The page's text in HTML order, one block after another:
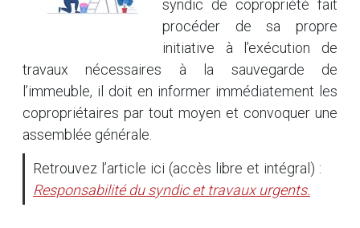
syndic de copropriété fait
procéder de sa propre
initiative à l’exécution de
travaux nécessaires à la sauvegarde de
l’immeuble, il doit en informer immédiatement les
copropriétaires par tout moyen et convoquer une
assemblée générale.
Retrouvez l’article ici (accès libre et intégral) :
Responsabilité du syndic et travaux urgents.